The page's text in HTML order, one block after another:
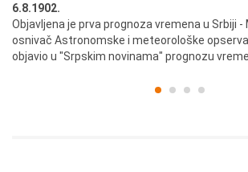
6.8.1902.
Objavljena je prva prognoza vremena u Srbiji -
osnivač Astronomske i meteorološke
objavio u "Srpskim novinama" prognozu